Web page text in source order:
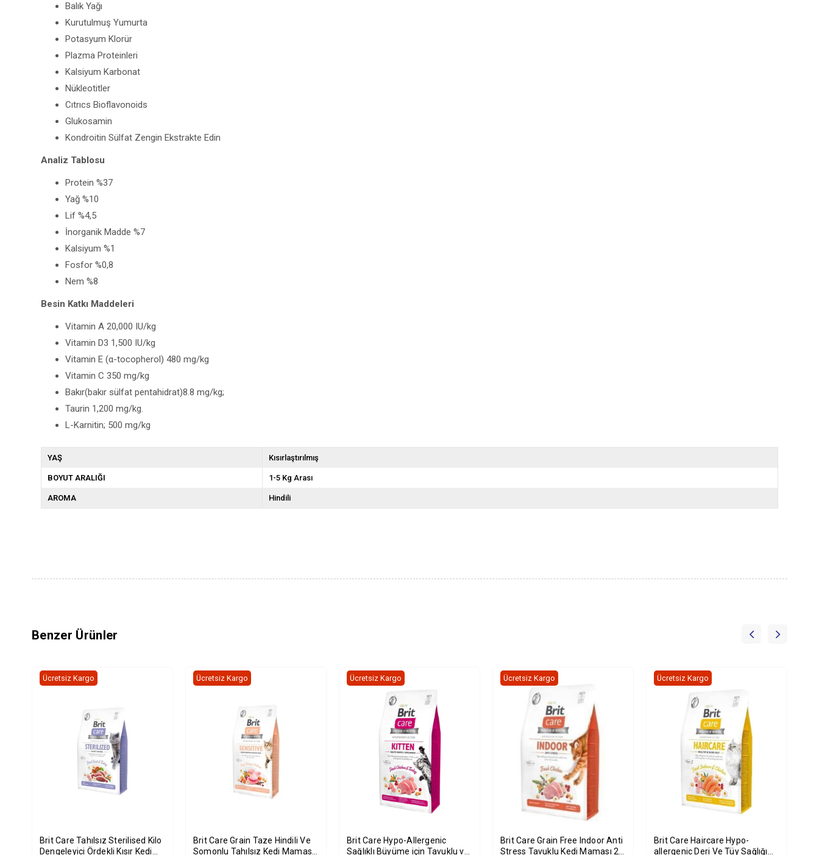
Balık Yağı
Kurutulmuş Yumurta
Potasyum Klorür
Plazma Proteinleri
Kalsiyum Karbonat
Nükleotitler
Cıtrıcs Bioflavonoids
Glukosamin
Kondroitin Sülfat Zengin Ekstrakte Edin
Analiz Tablosu
Protein %37
Yağ %10
Lif %4,5
İnorganik Madde %7
Kalsiyum %1
Fosfor %0,8
Nem %8
Besin Katkı Maddeleri
Vitamin A 20,000 IU/kg
Vitamin D3 1,500 IU/kg
Vitamin E (α-tocopherol) 480 mg/kg
Vitamin C 350 mg/kg
Bakır(bakır sülfat pentahidrat)8.8 mg/kg;
Taurin 1,200 mg/kg.
L-Karnitin; 500 mg/kg
YAŞ Kısırlaştırılmış
BOYUT ARALIĞI 1-5 Kg Arası
AROMA Hindili
Benzer Ürünler
Brit Care Tahılsız Sterilised Kilo
Dengeleyici Ördekli Kısır Kedi
Ücretsiz Kargo
Brit Care Grain Taze Hindili Ve
Somonlu Tahılsız Kedi Maması
Ücretsiz Kargo
Brit Care Hypo-Allergenic
Sağlıklı Büyüme için Tavuklu ve
Ücretsiz Kargo
Brit Care Grain Free Indoor Anti
Stress Tavuklu Kedi Maması 2
Ücretsiz Kargo
Brit Care Haircare Hypo-
allergenic Deri Ve Tüy Sağlığı
Ücretsiz Kargo